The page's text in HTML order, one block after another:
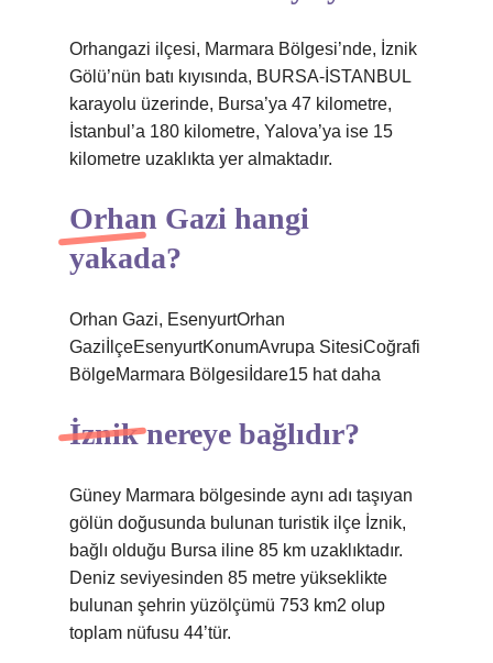
Orhangazi ilçesi, Marmara Bölgesi’nde, İznik
Gölü’nün batı kıyısında, BURSA-İSTANBUL
karayolu üzerinde, Bursa’ya 47 kilometre,
İstanbul’a 180 kilometre, Yalova’ya ise 15
kilometre uzaklıkta yer almaktadır.
Orhan Gazi hangi
yakada?
Orhan Gazi, EsenyurtOrhan
GaziİlçeEsenyurtKonumAvrupa SitesiCoğrafi
BölgeMarmara Bölgesiİdare15 hat daha
İznik nereye bağlıdır?
Güney Marmara bölgesinde aynı adı taşıyan
gölün doğusunda bulunan turistik ilçe İznik,
bağlı olduğu Bursa iline 85 km uzaklıktadır.
Deniz seviyesinden 85 metre yükseklikte
bulunan şehrin yüzölçümü 753 km2 olup
toplam nüfusu 44’tür.